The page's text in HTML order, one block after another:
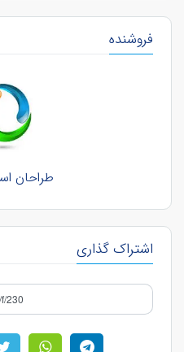
فروشنده
طراحان
اشتراک گذاری